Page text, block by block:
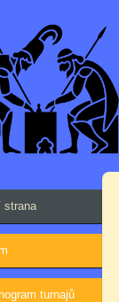
strana
turnajů